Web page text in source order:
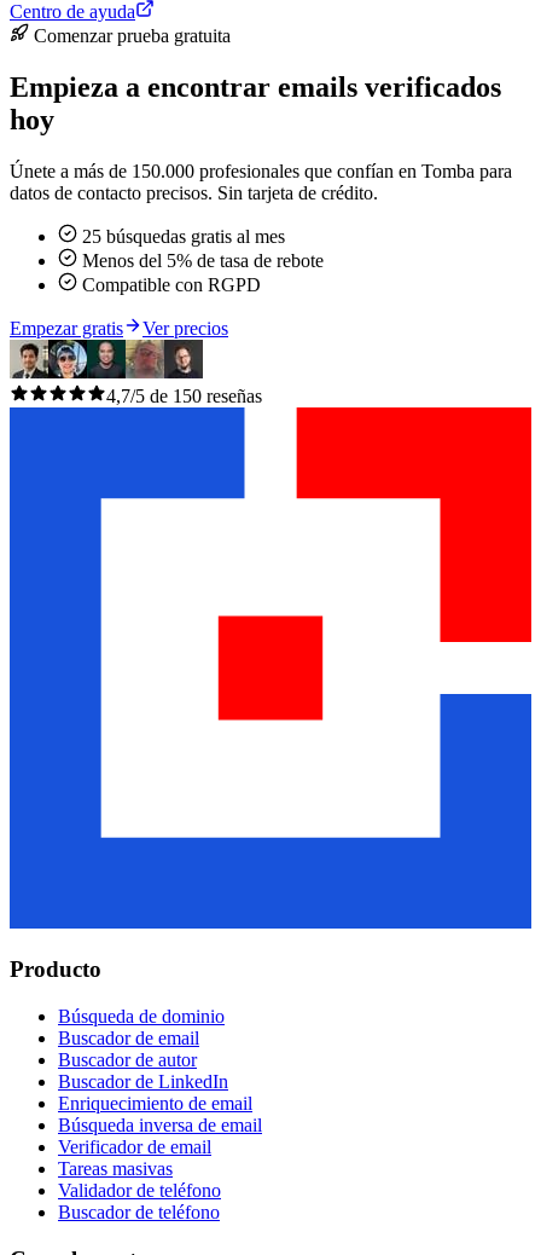
Centro de ayuda
Comenzar prueba gratuita
Empieza a encontrar emails verificados
hoy
Únete a más de 150.000 profesionales que confían en Tomba para
datos de contacto precisos. Sin tarjeta de crédito.
25 búsquedas gratis al mes
Menos del 5% de tasa de rebote
Compatible con RGPD
Empezar gratis Ver precios
4,7/5 de 150 reseñas
Producto
Búsqueda de dominio
Buscador de email
Buscador de autor
Buscador de LinkedIn
Enriquecimiento de email
Búsqueda inversa de email
Verificador de email
Tareas masivas
Validador de teléfono
Buscador de teléfono